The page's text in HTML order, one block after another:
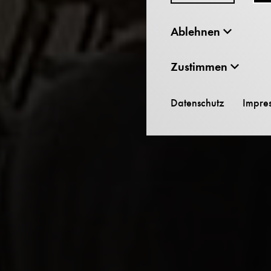
Ablehnen
Zustimmen
Datenschutz